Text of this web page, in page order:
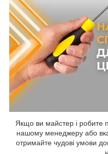
Якщо ви майстер і робите
нашому менеджеру або
отримайте чудові умови